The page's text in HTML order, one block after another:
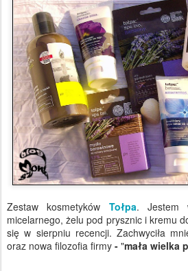
Zestaw kosmetyków Tołpa. Jestem
micelarnego, żelu pod prysznic i kremu
się w sierpniu recencji. Zachwyciła
oraz nowa filozofia firmy - "mała wielka